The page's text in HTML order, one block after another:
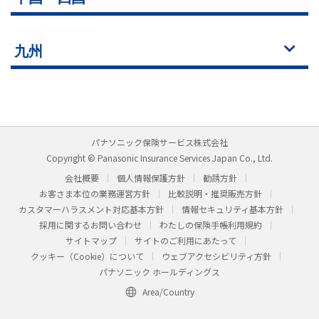
九州
パナソニック保険サービス株式会社
Copyright © Panasonic Insurance Services Japan Co., Ltd.
会社概要
個人情報保護方針
勧誘方針
お客さま本位の業務運営方針
比較説明・推奨販売方針
カスタマーハラスメント対応基本方針
情報セキュリティ基本方針
採用に関するお問い合わせ
わたしの保険手帳利用規約
サイトマップ
サイトのご利用にあたって
クッキー（Cookie）について
ウェブアクセシビリティ方針
パナソニック ホールディングス
Area/Country